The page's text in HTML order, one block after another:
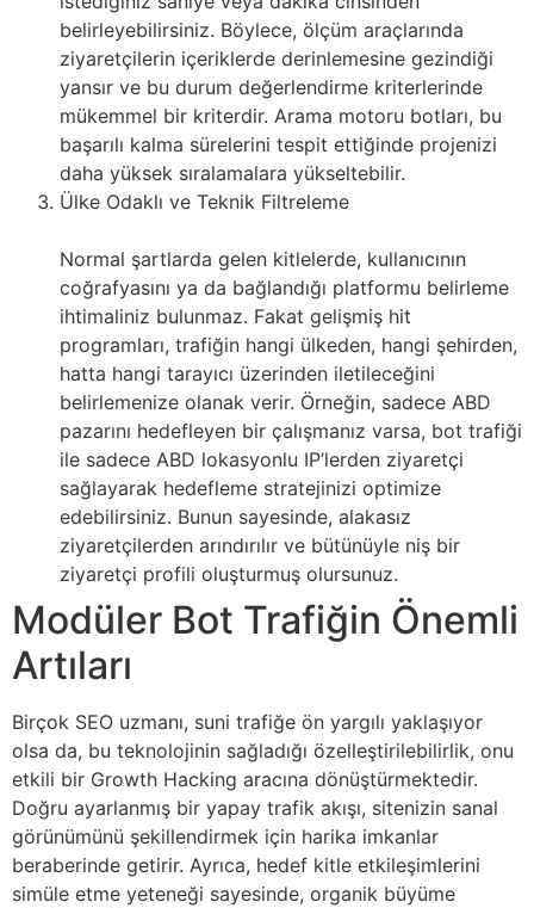
belirleyebilirsiniz. Böylece, ölçüm araçlarında
ziyaretçilerin içeriklerde derinlemesine gezindiği
yansır ve bu durum değerlendirme kriterlerinde
mükemmel bir kriterdir. Arama motoru botları, bu
başarılı kalma sürelerini tespit ettiğinde projenizi
daha yüksek sıralamalara yükseltebilir.
Ülke Odaklı ve Teknik Filtreleme
Normal şartlarda gelen kitlelerde, kullanıcının
coğrafyasını ya da bağlandığı platformu belirleme
ihtimaliniz bulunmaz. Fakat gelişmiş hit
programları, trafiğin hangi ülkeden, hangi şehirden,
hatta hangi tarayıcı üzerinden iletileceğini
belirlemenize olanak verir. Örneğin, sadece ABD
pazarını hedefleyen bir çalışmanız varsa, bot trafiği
ile sadece ABD lokasyonlu IP’lerden ziyaretçi
sağlayarak hedefleme stratejinizi optimize
edebilirsiniz. Bunun sayesinde, alakasız
ziyaretçilerden arındırılır ve bütünüyle niş bir
ziyaretçi profili oluşturmuş olursunuz.
Modüler Bot Trafiğin Önemli
Artıları
Birçok SEO uzmanı, suni trafiğe ön yargılı yaklaşıyor
olsa da, bu teknolojinin sağladığı özelleştirilebilirlik, onu
etkili bir Growth Hacking aracına dönüştürmektedir.
Doğru ayarlanmış bir yapay trafik akışı, sitenizin sanal
görünümünü şekillendirmek için harika imkanlar
beraberinde getirir. Ayrıca, hedef kitle etkileşimlerini
simüle etme yeteneği sayesinde, organik büyüme